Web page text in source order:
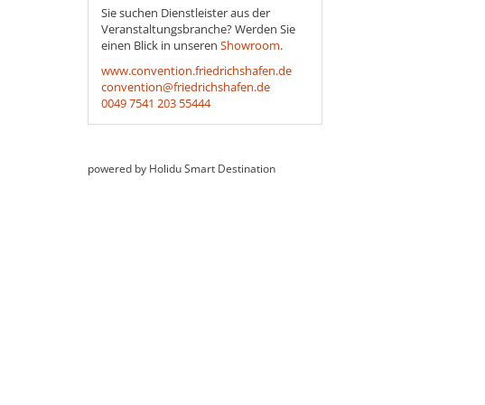
Sie suchen Dienstleister aus der
Veranstaltungsbranche? Werden Sie
einen Blick in unseren Showroom.
www.convention.friedrichshafen.de
convention@friedrichshafen.de
0049 7541 203 55444
powered by Holidu Smart Destination